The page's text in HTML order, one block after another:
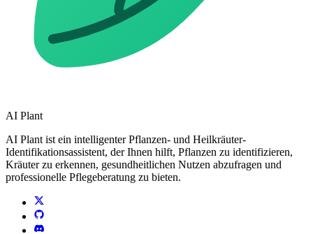
AI Plant
AI Plant ist ein intelligenter Pflanzen- und Heilkräuter-
Identifikationsassistent, der Ihnen hilft, Pflanzen zu identifizieren,
Kräuter zu erkennen, gesundheitlichen Nutzen abzufragen und
professionelle Pflegeberatung zu bieten.